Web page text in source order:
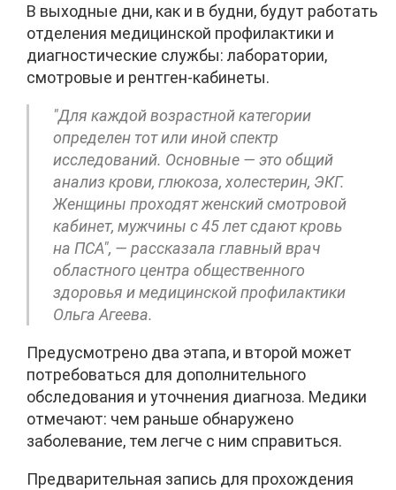
В выходные дни, как и в будни, будут работать
отделения медицинской профилактики и
диагностические службы: лаборатории,
смотровые и рентген-кабинеты.
"Для каждой возрастной категории
определен тот или иной спектр
исследований. Основные — это общий
анализ крови, глюкоза, холестерин, ЭКГ.
Женщины проходят женский смотровой
кабинет, мужчины с 45 лет сдают кровь
на ПСА", — рассказала главный врач
областного центра общественного
здоровья и медицинской профилактики
Ольга Агеева.
Предусмотрено два этапа, и второй может
потребоваться для дополнительного
обследования и уточнения диагноза. Медики
отмечают: чем раньше обнаружено
заболевание, тем легче с ним справиться.
Предварительная запись для прохождения